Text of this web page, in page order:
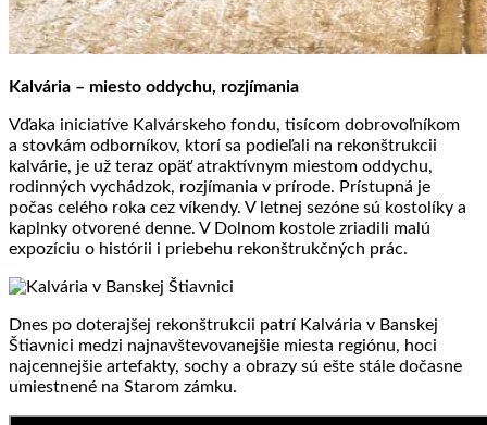
Kalvária – miesto oddychu, rozjímania
Vďaka iniciatíve Kalvárskeho fondu, tisícom dobrovoľníkom
a stovkám odborníkov, ktorí sa podieľali na rekonštrukcii
kalvárie, je už teraz opäť atraktívnym miestom oddychu,
rodinných vychádzok, rozjímania v prírode. Prístupná je
počas celého roka cez víkendy. V letnej sezóne sú kostolíky a
kaplnky otvorené denne. V Dolnom kostole zriadili malú
expozíciu o histórii i priebehu rekonštrukčných prác.
Dnes po doterajšej rekonštrukcii patrí Kalvária v Banskej
Štiavnici medzi najnavštevovanejšie miesta regiónu, hoci
najcennejšie artefakty, sochy a obrazy sú ešte stále dočasne
umiestnené na Starom zámku.